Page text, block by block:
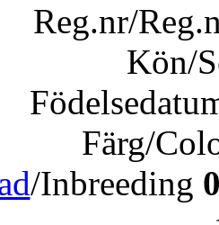
Reg.nr/
Kön/
Färg/
/Inbreeding